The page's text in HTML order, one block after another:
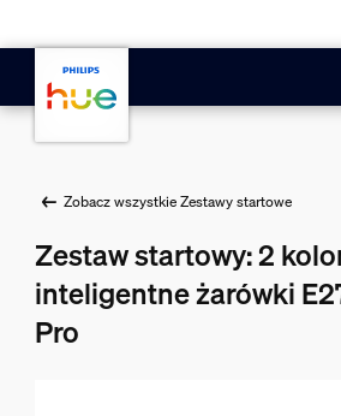
Zobacz wszystkie Zestawy startowe
Zestaw startowy: 2
inteligentne żarówki
Pro